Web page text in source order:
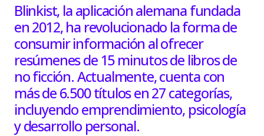
Blinkist, la aplicación alemana fundada
en 2012, ha revolucionado la forma de
consumir información al ofrecer
resúmenes de 15 minutos de libros de
no ficción. Actualmente, cuenta con
más de 6.500 títulos en 27 categorías,
incluyendo emprendimiento, psicología
y desarrollo personal.